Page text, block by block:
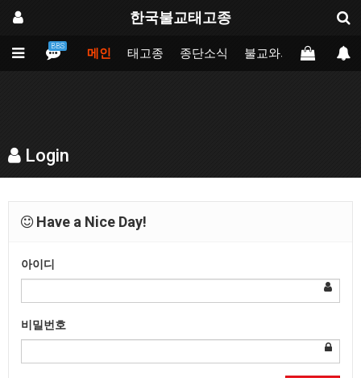
한국불교태고종
BBS
메인 태고종 종단소식 불교와의만남 업
Login
Have a Nice Day!
아이디
비밀번호